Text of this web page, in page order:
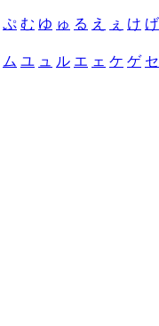
ぷ む ゆ ゅ る え ぇ け げ
ム ユ ュ ル エ ェ ケ ゲ セ